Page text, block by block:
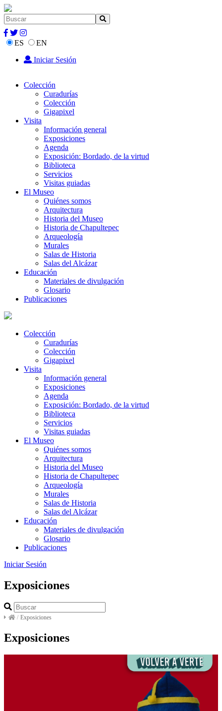
ES
EN
Iniciar Sesión
Colección
Curadurías
Colección
Gigapixel
Visita
Información general
Exposiciones
Agenda
Exposición: Bordado, de la virtud
Biblioteca
Servicios
Visitas guiadas
El Museo
Quiénes somos
Arquitectura
Historia del Museo
Historia de Chapultepec
Arqueología
Murales
Salas de Historia
Salas del Alcázar
Educación
Materiales de divulgación
Glosario
Publicaciones
Colección
Curadurías
Colección
Gigapixel
Visita
Información general
Exposiciones
Agenda
Exposición: Bordado, de la virtud
Biblioteca
Servicios
Visitas guiadas
El Museo
Quiénes somos
Arquitectura
Historia del Museo
Historia de Chapultepec
Arqueología
Murales
Salas de Historia
Salas del Alcázar
Educación
Materiales de divulgación
Glosario
Publicaciones
Iniciar Sesión
Exposiciones
/ Exposiciones
Exposiciones